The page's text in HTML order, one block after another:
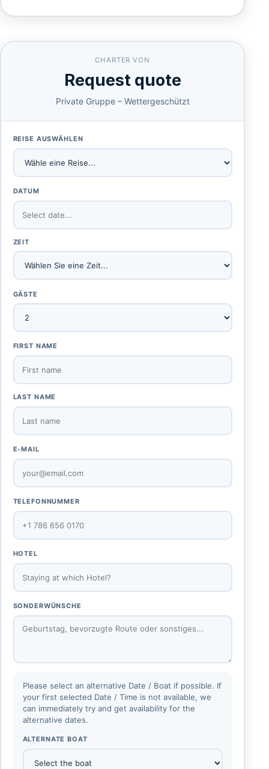
CHARTER VON
Request quote
Private Gruppe – Wettergeschützt
REISE AUSWÄHLEN
DATUM
ZEIT
GÄSTE
FIRST NAME
LAST NAME
E-MAIL
TELEFONNUMMER
HOTEL
SONDERWÜNSCHE
Please select an alternative Date / Boat if possible. If
your first selected Date / Time is not available, we
can immediately try and get availability for the
alternative dates.
ALTERNATE BOAT